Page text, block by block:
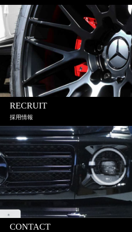
RECRUIT
採用情報
CONTACT